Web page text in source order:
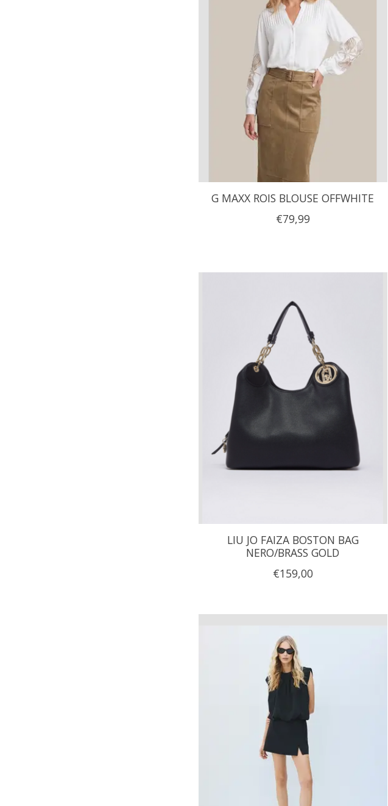
G MAXX ROIS BLOUSE OFFWHITE
€79,99
LIU JO FAIZA BOSTON BAG
NERO/BRASS GOLD
€159,00